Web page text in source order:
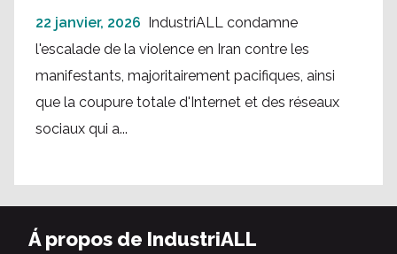
22 janvier, 2026 IndustriALL condamne
l'escalade de la violence en Iran contre les
manifestants, majoritairement pacifiques, ainsi
que la coupure totale d'Internet et des réseaux
sociaux qui a...
Á propos de IndustriALL